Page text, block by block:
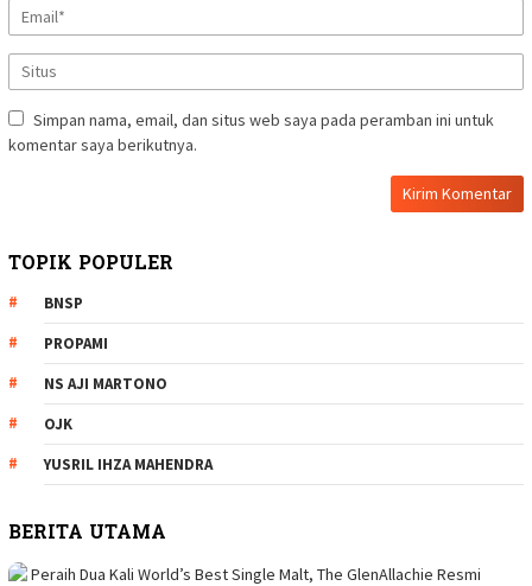
Simpan nama, email, dan situs web saya pada peramban ini untuk
komentar saya berikutnya.
TOPIK POPULER
BNSP
PROPAMI
NS AJI MARTONO
OJK
YUSRIL IHZA MAHENDRA
BERITA UTAMA